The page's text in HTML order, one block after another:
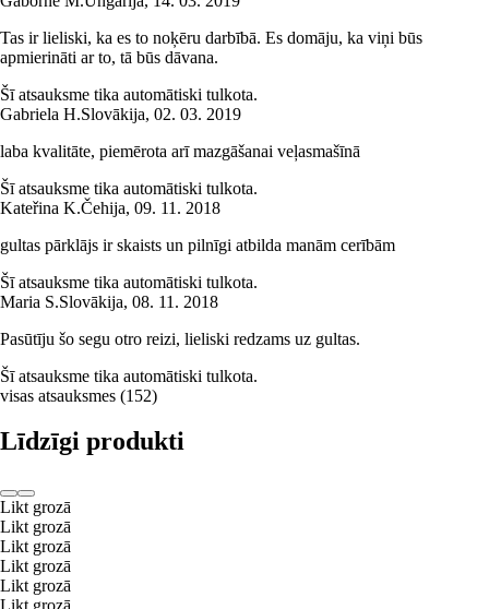
Tas ir lieliski, ka es to noķēru darbībā. Es domāju, ka viņi būs
apmierināti ar to, tā būs dāvana.
Šī atsauksme tika automātiski tulkota.
Gabriela H.Slovākija, 02. 03. 2019
laba kvalitāte, piemērota arī mazgāšanai veļasmašīnā
Šī atsauksme tika automātiski tulkota.
Kateřina K.Čehija, 09. 11. 2018
gultas pārklājs ir skaists un pilnīgi atbilda manām cerībām
Šī atsauksme tika automātiski tulkota.
Maria S.Slovākija, 08. 11. 2018
Pasūtīju šo segu otro reizi, lieliski redzams uz gultas.
Šī atsauksme tika automātiski tulkota.
visas atsauksmes (152)
Līdzīgi produkti
Likt grozā
Likt grozā
Likt grozā
Likt grozā
Likt grozā